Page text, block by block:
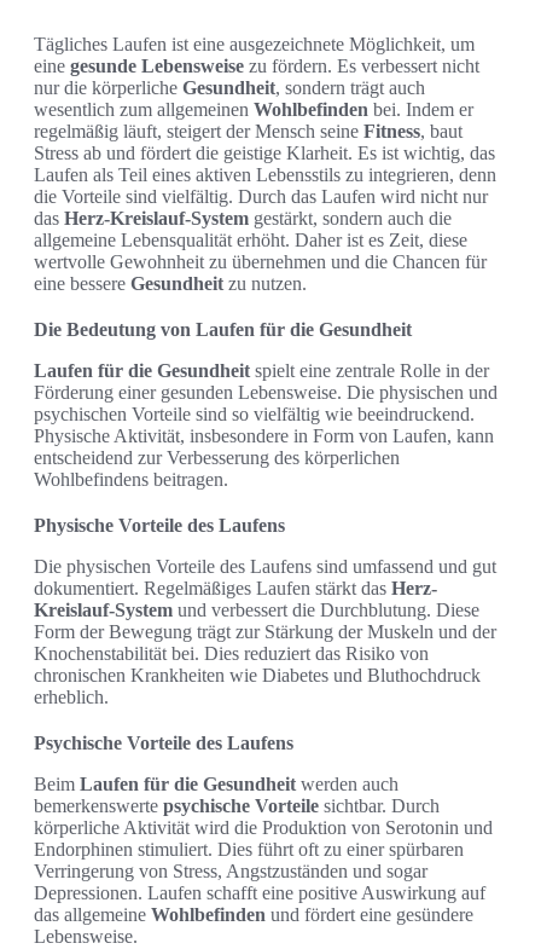
Tägliches Laufen ist eine ausgezeichnete Möglichkeit, um
eine gesunde Lebensweise zu fördern. Es verbessert nicht
nur die körperliche Gesundheit, sondern trägt auch
wesentlich zum allgemeinen Wohlbefinden bei. Indem er
regelmäßig läuft, steigert der Mensch seine Fitness, baut
Stress ab und fördert die geistige Klarheit. Es ist wichtig, das
Laufen als Teil eines aktiven Lebensstils zu integrieren, denn
die Vorteile sind vielfältig. Durch das Laufen wird nicht nur
das Herz-Kreislauf-System gestärkt, sondern auch die
allgemeine Lebensqualität erhöht. Daher ist es Zeit, diese
wertvolle Gewohnheit zu übernehmen und die Chancen für
eine bessere Gesundheit zu nutzen.
Die Bedeutung von Laufen für die Gesundheit
Laufen für die Gesundheit spielt eine zentrale Rolle in der
Förderung einer gesunden Lebensweise. Die physischen und
psychischen Vorteile sind so vielfältig wie beeindruckend.
Physische Aktivität, insbesondere in Form von Laufen, kann
entscheidend zur Verbesserung des körperlichen
Wohlbefindens beitragen.
Physische Vorteile des Laufens
Die physischen Vorteile des Laufens sind umfassend und gut
dokumentiert. Regelmäßiges Laufen stärkt das Herz-
Kreislauf-System und verbessert die Durchblutung. Diese
Form der Bewegung trägt zur Stärkung der Muskeln und der
Knochenstabilität bei. Dies reduziert das Risiko von
chronischen Krankheiten wie Diabetes und Bluthochdruck
erheblich.
Psychische Vorteile des Laufens
Beim Laufen für die Gesundheit werden auch
bemerkenswerte psychische Vorteile sichtbar. Durch
körperliche Aktivität wird die Produktion von Serotonin und
Endorphinen stimuliert. Dies führt oft zu einer spürbaren
Verringerung von Stress, Angstzuständen und sogar
Depressionen. Laufen schafft eine positive Auswirkung auf
das allgemeine Wohlbefinden und fördert eine gesündere
Lebensweise.